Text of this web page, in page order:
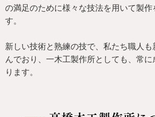
の満足のために様々な技法を用いて製作
す。
新しい技術と熟練の技で、私たち職人
んでおり、一木工製作所としても、常
ります。